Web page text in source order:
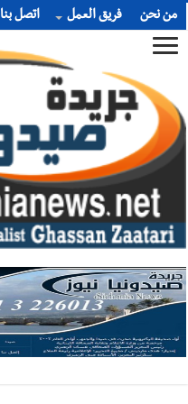
من نحن فريق العمل اتصل بنا